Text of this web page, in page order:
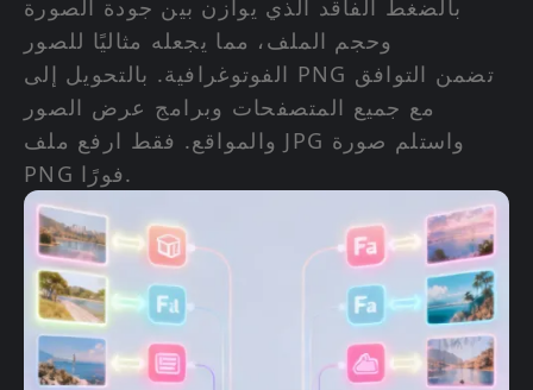
بالضغط الفاقد الذي يوازن بين جودة الصورة
وحجم الملف، مما يجعله مثاليًا للصور
الفوتوغرافية. بالتحويل إلى PNG تضمن التوافق
مع جميع المتصفحات وبرامج عرض الصور
والمواقع. فقط ارفع ملف JPG واستلم صورة
PNG فورًا.